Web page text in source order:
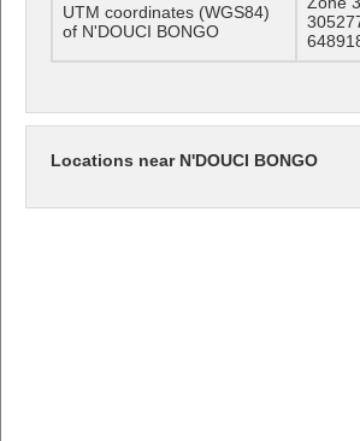
UTM coordinates (WGS84)
of N'DOUCI BONGO
Locations near N'DOUCI BONGO